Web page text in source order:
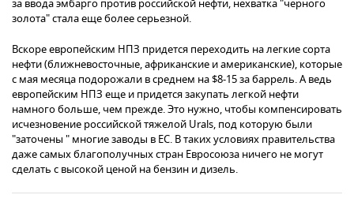
за ввода эмбарго против российской нефти, нехватка "черного
золота" стала еще более серьезной.
Вскоре европейским НПЗ придется переходить на легкие сорта
нефти (ближневосточные, африканские и американские), которые
с мая месяца подорожали в среднем на $8-15 за баррель. А ведь
европейским НПЗ еще и придется закупать легкой нефти
намного больше, чем прежде. Это нужно, чтобы компенсировать
исчезновение российской тяжелой Urals, под которую были
"заточены " многие заводы в ЕС. В таких условиях правительства
даже самых благополучных стран Евросоюза ничего не могут
сделать с высокой ценой на бензин и дизель.